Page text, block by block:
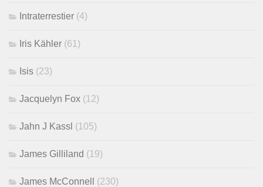
Intraterrestier (4)
Iris Kähler (61)
Isis (23)
Jacquelyn Fox (12)
Jahn J Kassl (105)
James Gilliland (19)
James McConnell (230)